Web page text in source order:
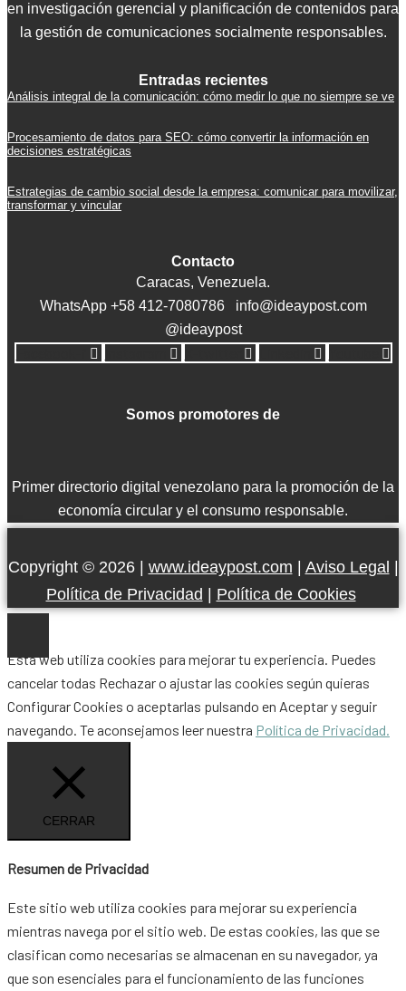
en investigación gerencial y planificación de contenidos para
la gestión de comunicaciones socialmente responsables.
Entradas recientes
Análisis integral de la comunicación: cómo medir lo que no siempre se ve
Procesamiento de datos para SEO: cómo convertir la información en
decisiones estratégicas
Estrategias de cambio social desde la empresa: comunicar para movilizar,
transformar y vincular
Contacto
Caracas, Venezuela.
WhatsApp +58 412-7080786 info@ideaypost.com
@ideaypost
Somos promotores de
Primer directorio digital venezolano para la promoción de la
economía circular y el consumo responsable.
Copyright © 2026 | www.ideaypost.com | Aviso Legal |
Política de Privacidad | Política de Cookies
Esta web utiliza cookies para mejorar tu experiencia. Puedes
cancelar todas Rechazaro ajustar las cookies según quieras
Configurar Cookies o aceptarlas pulsando en Aceptary seguir
navegando. Te aconsejamos leer nuestra Política de Privacidad.
CERRAR
Resumen de Privacidad
Este sitio web utiliza cookies para mejorar su experiencia
mientras navega por el sitio web. De estas cookies, las que se
clasifican como necesarias se almacenan en su navegador, ya
que son esenciales para el funcionamiento de las funciones